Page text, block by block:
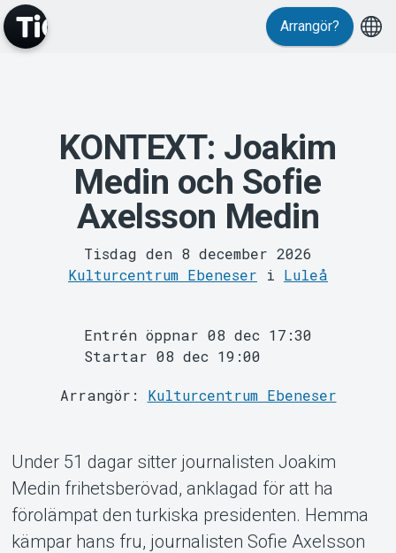
MyTickster
Support
Om Tickster
Arrangör?
KONTEXT: Joakim
Medin och Sofie
Axelsson Medin
Tisdag den 8 december 2026
Kulturcentrum Ebeneser i Luleå
Entrén öppnar 08 dec 17:30
Startar 08 dec 19:00
Arrangör: Kulturcentrum Ebeneser
Under 51 dagar sitter journalisten Joakim
Medin frihetsberövad, anklagad för att ha
förolämpat den turkiska presidenten. Hemma
kämpar hans fru, journalisten Sofie Axelsson